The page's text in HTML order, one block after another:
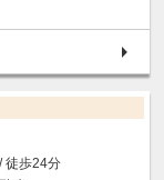
/ 徒歩24分